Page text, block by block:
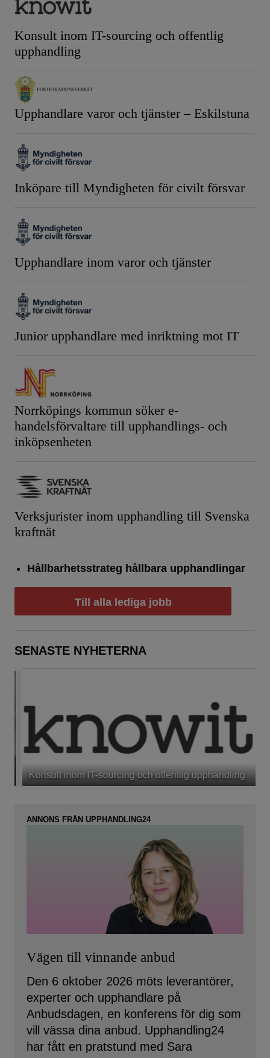
Konsult inom IT-sourcing och offentlig
upphandling
Upphandlare varor och tjänster – Eskilstuna
Inköpare till Myndigheten för civilt försvar
Upphandlare inom varor och tjänster
Junior upphandlare med inriktning mot IT
Norrköpings kommun söker e-
handelsförvaltare till upphandlings- och
inköpsenheten
Verksjurister inom upphandling till Svenska
kraftnät
Hållbarhetsstrateg hållbara upphandlingar
Till alla lediga jobb
SENASTE NYHETERNA
Konsult inom IT-sourcing och offentlig upphandling
ANNONS FRÅN UPPHANDLING24
Vägen till vinnande anbud
Den 6 oktober 2026 möts leverantörer,
experter och upphandlare på
Anbudsdagen, en konferens för dig som
vill vässa dina anbud. Upphandling24
har fått en pratstund med Sara